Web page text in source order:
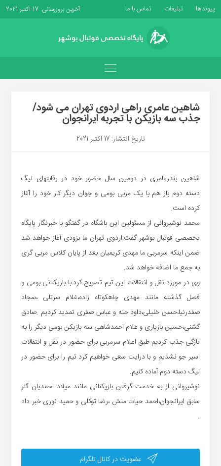
پیوندها تبلیغات تماس با ما آخرین بروزرسانی: 17 اکتبر 2021
شاهین عامری راهی اردوی تهران می شود/
جذب سه بازیکن با تجربه ایرانجوان
تاریخ انتشار: 17 اکتبر 2021
شاهین بندرعامری در دومین سال حضور خود در رقابتهای لیگ
دسته دوم باز هم با یک مربی بومی و جوان دیگر کار خود را آغاز
کرده است.
محمد نوشیروانی از مسئولین این باشگاه در گفتگو با خبرنگار پایگاه
تخصصی فوتبال بوشهر گفت:اردوی تهران ما بزودی آغاز خواهد شد
ضمن اینکه سرمربی ما مهدی کریمیان بعد از پایان کلاس مربی گری
به جمع ما اضافه خواهد شد.
وی در مورزد نقل و انتقالات این تیم تصریح کرد:با بازیکنانی بومی و
فصل گذشته مانند مهدی چاهکوتاه زاده،غلام سرتلی ،سجاد
صفدرنیا،حسن خلیلی،داود جنه و عباس صفری تمدید کردیم .صادق
گشنی،حسین بازیاری و غلام احمدشاهی سه بازیکن بومی دیگر را به
تازگی جذب کردیم.طبق اعلام سرمربی برای حضور در نقل و انتقالات
اسیر جو نشدیم و با درایت سعی خواهیم کرد تیم را برای حضور در
لیگ دسته دوم آماده کنیم.
نوشیروانی از به خدمت گرفتن بازیکنانی مانند میلاد احمدیان گلر
سابق ایرانجوان،احمد حیات منش ،رضا توکلی و حمید نوری خبر داد
.
عضویت در کانال تلگرام